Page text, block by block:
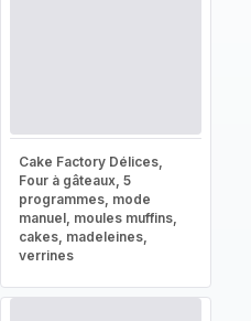
Cake Factory Délices,
Four à gâteaux, 5
programmes, mode
manuel, moules muffins,
cakes, madeleines,
verrines